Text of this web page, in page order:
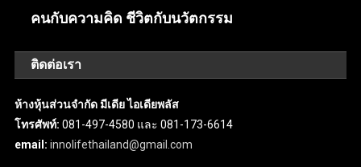
คนกับความคิด ชีวิตกับนวัตกรรม
ติดต่อเรา
ห้างหุ้นส่วนจำกัด มีเดีย ไอเดียพลัส
โทรศัพท์: 081-497-4580 และ 081-173-6614
email: innolifethailand@gmail.com